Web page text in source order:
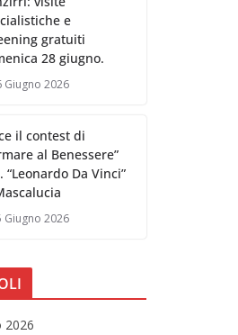
e
gratuiti
28 giugno.
Giugno 2026
il contest di
al Benessere”
“Leonardo Da Vinci”
Giugno 2026
2026